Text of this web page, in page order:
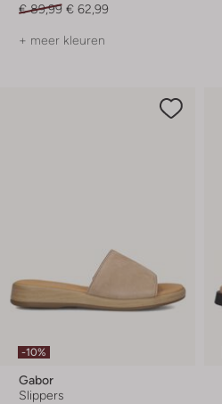
€ 89,99 € 62,99
+ meer kleuren
-10%
Gabor
Slippers